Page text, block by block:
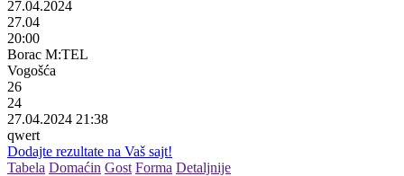
27.04.2024
27.04
20:00
Borac M:TEL
Vogošća
26
24
27.04.2024 21:38
qwert
Dodajte rezultate na Vaš sajt!
Tabela Domaćin Gost Forma Detaljnije